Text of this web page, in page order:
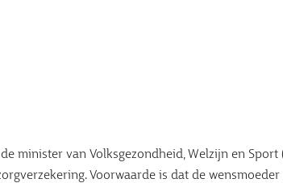
minister van Volksgezondheid, Welzijn en Sport
Voorwaarde is dat de